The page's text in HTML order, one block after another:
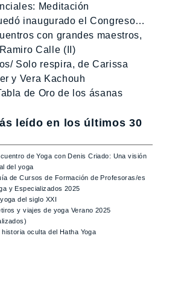
Meditación
inaugurado el Congreso…
con grandes maestros,
Calle (II)
Solo respira, de Carissa
y Vera Kachouh
de Oro de los ásanas
leído en los últimos 30
de Yoga con Denis Criado: Una visión
del yoga
de Cursos de Formación de Profesoras/es
y Especializados 2025
del siglo XXI
y viajes de yoga Verano 2025
historia oculta del Hatha Yoga